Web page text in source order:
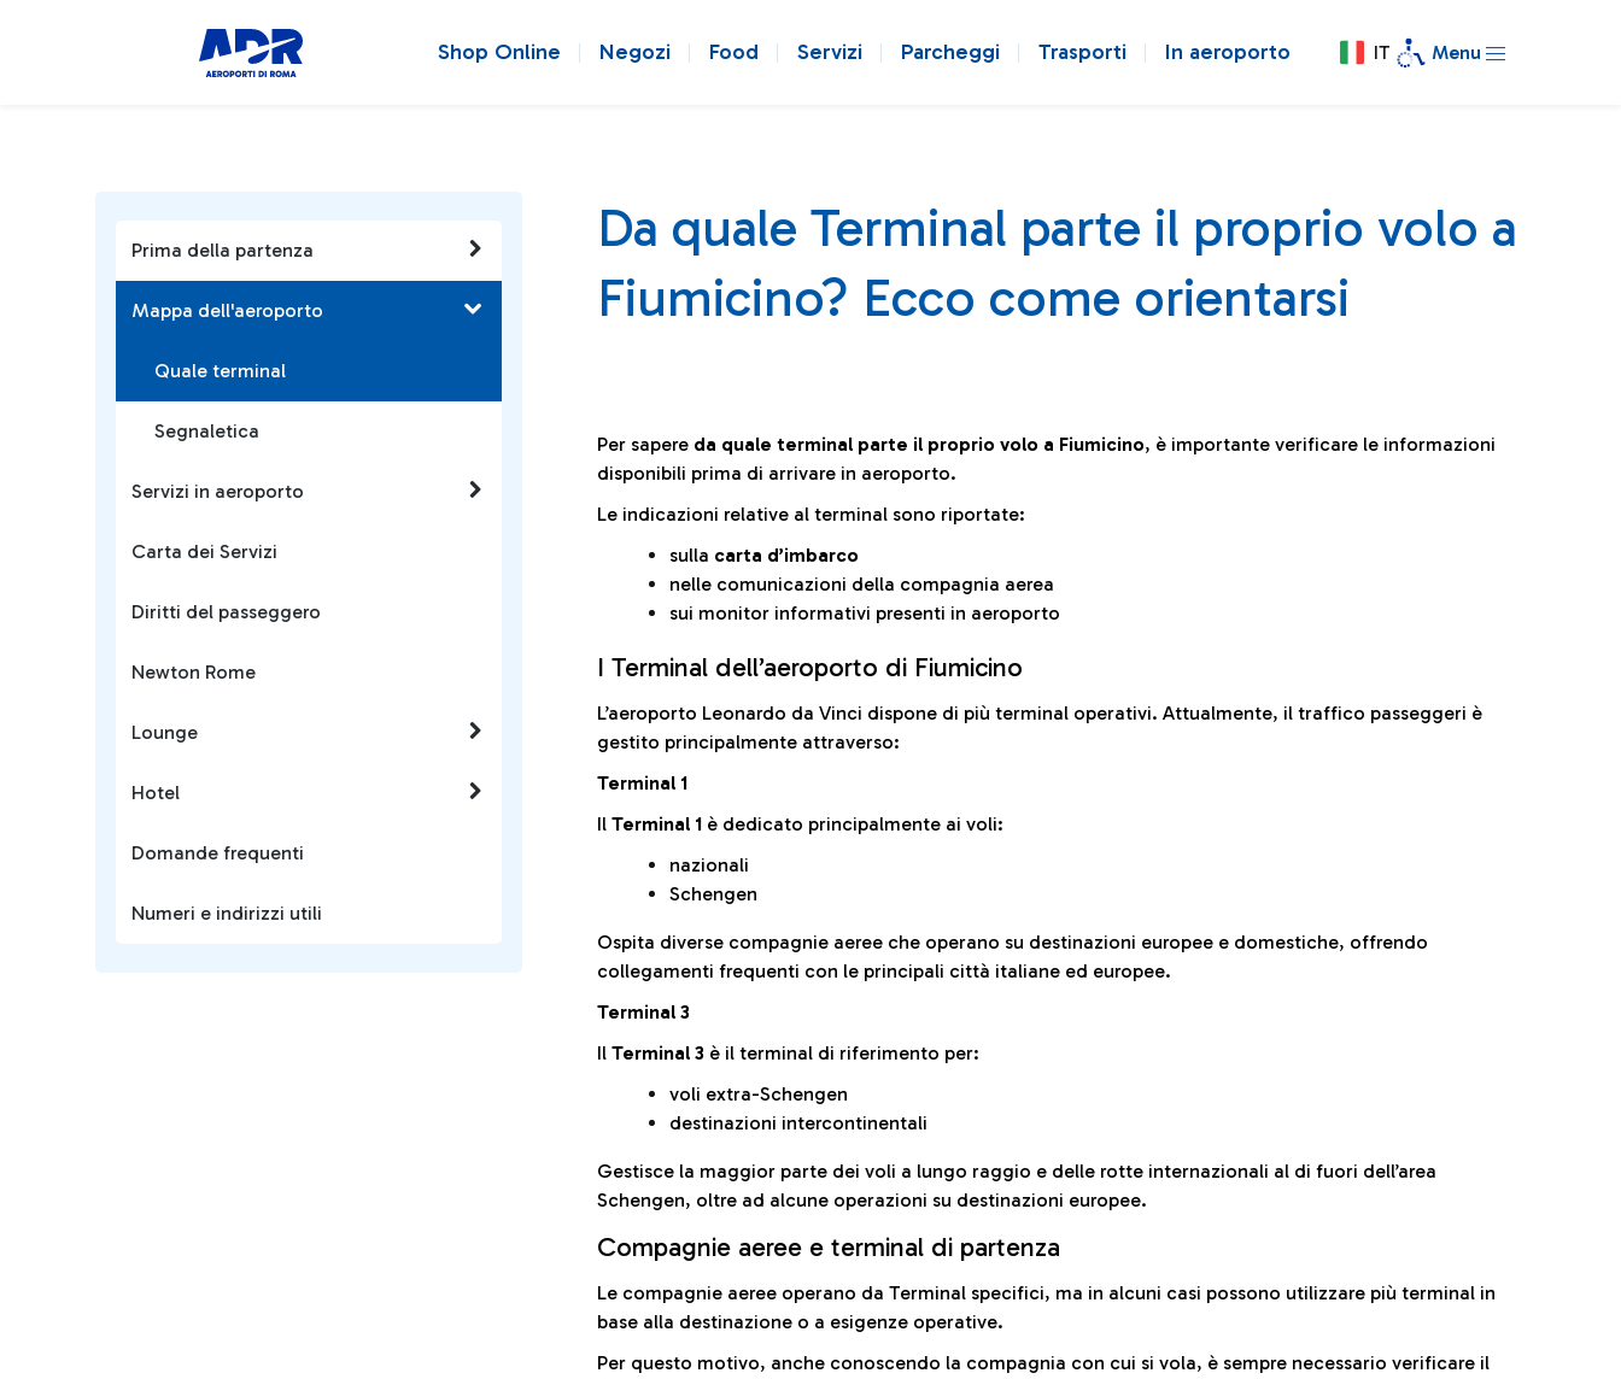
Shop Online Negozi Food Servizi Parcheggi Trasporti In aeroporto IT Menu
Prima della partenza
Mappa dell'aeroporto
Quale terminal
Segnaletica
Servizi in aeroporto
Carta dei Servizi
Diritti del passeggero
Newton Rome
Lounge
Hotel
Domande frequenti
Numeri e indirizzi utili
Da quale Terminal parte il proprio volo a
Fiumicino? Ecco come orientarsi
Per sapere da quale terminal parte il proprio volo a Fiumicino, è importante verificare le informazioni
disponibili prima di arrivare in aeroporto.
Le indicazioni relative al terminal sono riportate:
sulla carta d’imbarco
nelle comunicazioni della compagnia aerea
sui monitor informativi presenti in aeroporto
I Terminal dell’aeroporto di Fiumicino
L’aeroporto Leonardo da Vinci dispone di più terminal operativi. Attualmente, il traffico passeggeri è
gestito principalmente attraverso:
Terminal 1
Il Terminal 1 è dedicato principalmente ai voli:
nazionali
Schengen
Ospita diverse compagnie aeree che operano su destinazioni europee e domestiche, offrendo
collegamenti frequenti con le principali città italiane ed europee.
Terminal 3
Il Terminal 3 è il terminal di riferimento per:
voli extra-Schengen
destinazioni intercontinentali
Gestisce la maggior parte dei voli a lungo raggio e delle rotte internazionali al di fuori dell’area
Schengen, oltre ad alcune operazioni su destinazioni europee.
Compagnie aeree e terminal di partenza
Le compagnie aeree operano da Terminal specifici, ma in alcuni casi possono utilizzare più terminal in
base alla destinazione o a esigenze operative.
Per questo motivo, anche conoscendo la compagnia con cui si vola, è sempre necessario verificare il